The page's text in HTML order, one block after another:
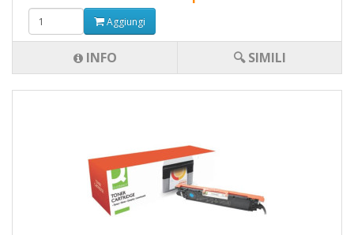
Aggiungi
INFO 🔍 SIMILI